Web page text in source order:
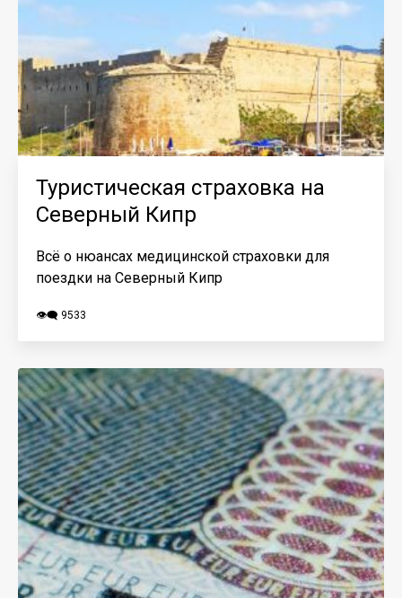
Туристическая страховка на
Северный Кипр
Всё о нюансах медицинской страховки для
поездки на Северный Кипр
👁️‍🗨️ 9533